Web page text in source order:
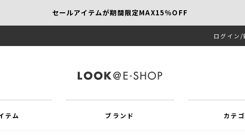
セールアイテムが期間限定MAX15％OFF
ログイン
テム ブランド カテ